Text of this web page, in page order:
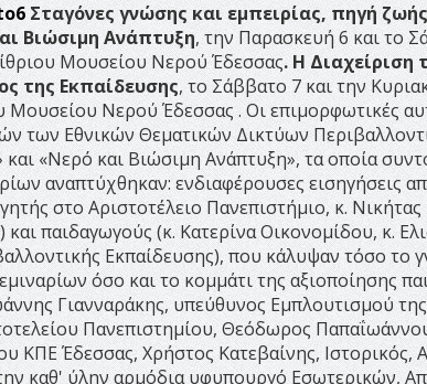
Σταγόνες γνώσης και εμπειρίας, πηγή
Βιώσιμη Ανάπτυξη, την Παρασκευή 6 και το
Μουσείου Νερού Έδεσσας. Η
της Εκπαίδευσης, το Σάββατο 7 και την
Νερού Έδεσσας . Οι επιμορφωτικές
των Εθνικών Θεματικών Δικτύων
«Νερό και Βιώσιμη Ανάπτυξη», τα οποία
αναπτύχθηκαν: ενδιαφέρουσες εισηγήσεις
στο Αριστοτέλειο Πανεπιστήμιο, κ.
και παιδαγωγούς (κ. Κατερίνα Οικονομίδου, κ.
Εκπαίδευσης), που κάλυψαν τόσο το
όσο και το κομμάτι της αξιοποίησης
Γιανναράκης, υπεύθυνος Εμπλουτισμού
Πανεπιστημίου, Θεόδωρος
ΚΠΕ Έδεσσας, Χρήστος Κατεβαίνης,
καθ' ύλην αρμόδια υφυπουργό Εσωτερικών,